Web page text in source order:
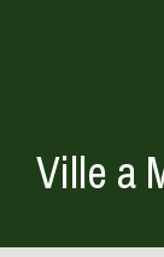
Ville a